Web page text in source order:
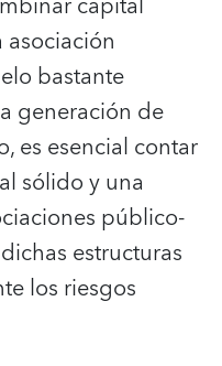
bastante
generación de
es esencial contar
sólido y una
público-
estructuras
los riesgos